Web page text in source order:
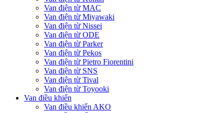
Van điện từ MAC
Van điện từ Miyawaki
Van điện từ Nissei
Van điện từ ODE
Van điện từ Parker
Van điện từ Pekos
Van điện từ Pietro Fiorentini
Van điện từ SNS
Van điện từ Tival
Van điện từ Toyooki
Van điều khiển
Van điều khiển AKO